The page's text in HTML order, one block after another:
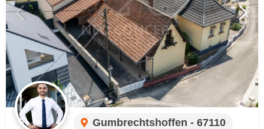
Gumbrechtshoffen - 67110